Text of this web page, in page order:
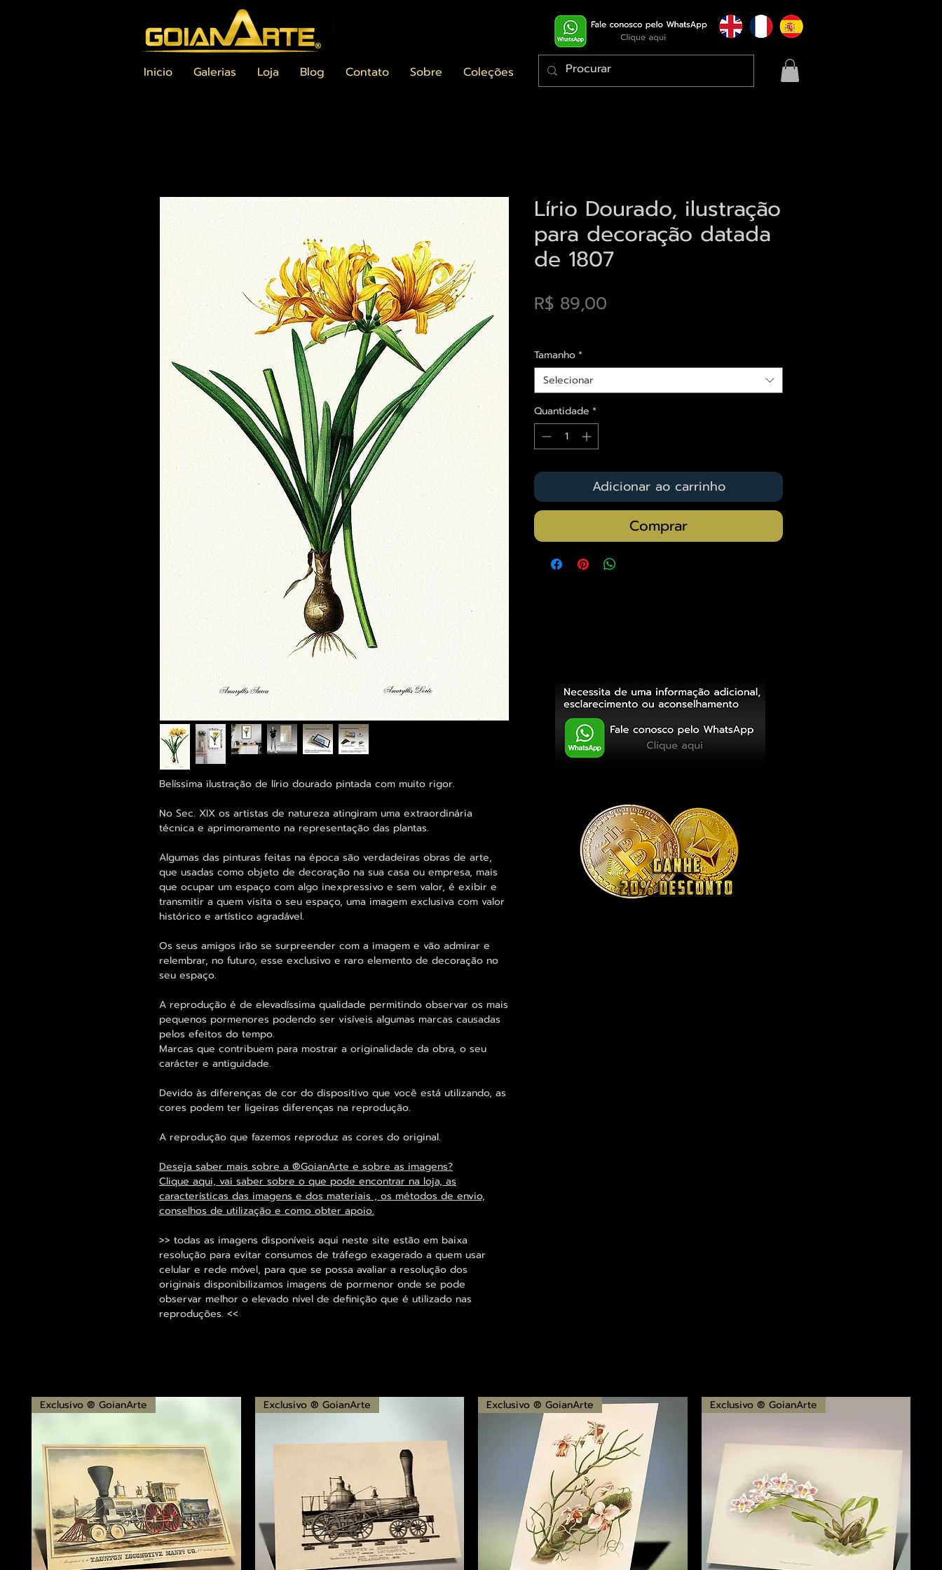
Inicio Galerias Loja Blog Contato Sobre Coleções
Belíssima ilustração de lírio dourado pintada com muito rigor.
No Sec. XIX os artistas de natureza atingiram uma extraordinária
técnica e aprimoramento na representação das plantas.
Algumas das pinturas feitas na época são verdadeiras obras de arte,
que usadas como objeto de decoração na sua casa ou empresa, mais
que ocupar um espaço com algo inexpressivo e sem valor, é exibir e
transmitir a quem visita o seu espaço, uma imagem exclusiva com valor
histórico e artístico agradável.
Os seus amigos irão se surpreender com a imagem e vão admirar e
relembrar, no futuro, esse exclusivo e raro elemento de decoração no
seu espaço.
A reprodução é de elevadíssima qualidade permitindo observar os mais
pequenos pormenores podendo ser visíveis algumas marcas causadas
pelos efeitos do tempo.
Marcas que contribuem para mostrar a originalidade da obra, o seu
carácter e antiguidade.
Devido às diferenças de cor do dispositivo que você está utilizando, as
cores podem ter ligeiras diferenças na reprodução.
A reprodução que fazemos reproduz as cores do original.
Deseja saber mais sobre a ®GoianArte e sobre as imagens?
Clique aqui, vai saber sobre o que pode encontrar na loja, as
características das imagens e dos materiais , os métodos de envio,
conselhos de utilização e como obter apoio.
>> todas as imagens disponíveis aqui neste site estão em baixa
resolução para evitar consumos de tráfego exagerado a quem usar
celular e rede móvel, para que se possa avaliar a resolução dos
originais disponibilizamos imagens de pormenor onde se pode
observar melhor o elevado nível de definição que é utilizado nas
reproduções. <<
Lírio Dourado, ilustração
para decoração datada
de 1807
R$ 89,00
Tamanho*
Selecionar
Quantidade *
Adicionar ao carrinho
Comprar
Exclusivo ® GoianArte Exclusivo ® GoianArte Exclusivo ® GoianArte Exclusivo ® GoianArte